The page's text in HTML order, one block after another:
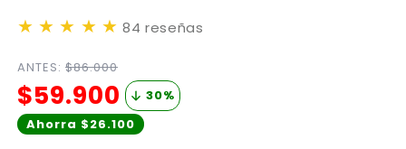
★ ★ ★ ★ ★ 84 reseñas
ANTES: $86.000
$59.900 30%
Ahorra $26.100